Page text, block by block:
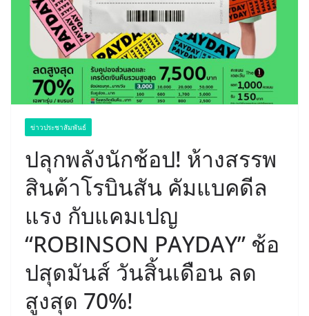
ข่าวประชาสัมพันธ์
ปลุกพลังนักช้อป! ห้างสรรพ
สินค้าโรบินสัน คัมแบคดีล
แรง กับแคมเปญ
“ROBINSON PAYDAY” ช้อ
ปสุดมันส์ วันสิ้นเดือน ลด
สูงสุด 70%!